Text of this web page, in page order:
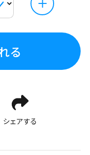
る
シェアする